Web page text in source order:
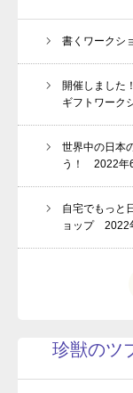
書くワークシ
開催しました
ギフトワーク
世界中の日本
う！ 2022年
自宅でもっと
ョップ 2022
珍獣のツ